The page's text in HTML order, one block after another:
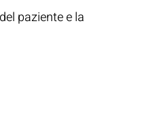
paziente e la